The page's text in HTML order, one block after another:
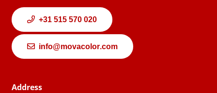
+31 515 570 020
info@movacolor.com
Address